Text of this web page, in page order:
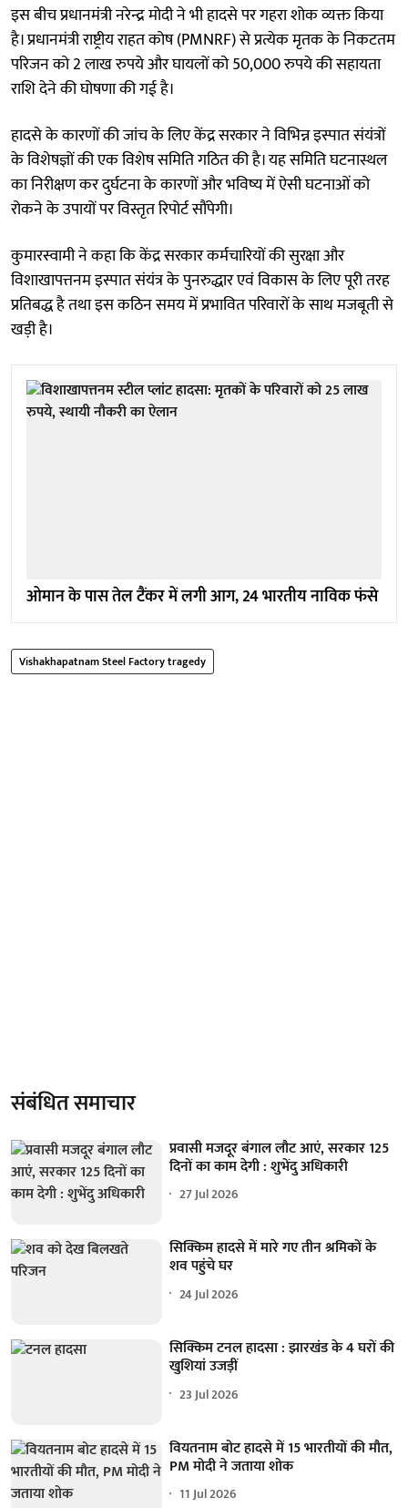
इस बीच प्रधानमंत्री नरेन्द्र मोदी ने भी हादसे पर गहरा शोक व्यक्त किया
है। प्रधानमंत्री राष्ट्रीय राहत कोष (PMNRF) से प्रत्येक मृतक के निकटतम
परिजन को 2 लाख रुपये और घायलों को 50,000 रुपये की सहायता
राशि देने की घोषणा की गई है।
हादसे के कारणों की जांच के लिए केंद्र सरकार ने विभिन्न इस्पात संयंत्रों
के विशेषज्ञों की एक विशेष समिति गठित की है। यह समिति घटनास्थल
का निरीक्षण कर दुर्घटना के कारणों और भविष्य में ऐसी घटनाओं को
रोकने के उपायों पर विस्तृत रिपोर्ट सौंपेगी।
कुमारस्वामी ने कहा कि केंद्र सरकार कर्मचारियों की सुरक्षा और
विशाखापत्तनम इस्पात संयंत्र के पुनरुद्धार एवं विकास के लिए पूरी तरह
प्रतिबद्ध है तथा इस कठिन समय में प्रभावित परिवारों के साथ मजबूती से
खड़ी है।
ओमान के पास तेल टैंकर में लगी आग, 24 भारतीय नाविक फंसे
Vishakhapatnam Steel Factory tragedy
संबंधित समाचार
प्रवासी मजदूर बंगाल लौट आएं, सरकार 125
दिनों का काम देगी : शुभेंदु अधिकारी
27 Jul 2026
सिक्किम हादसे में मारे गए तीन श्रमिकों के
शव पहुंचे घर
24 Jul 2026
सिक्किम टनल हादसा : झारखंड के 4 घरों की
खुशियां उजड़ीं
23 Jul 2026
वियतनाम बोट हादसे में 15 भारतीयों की मौत,
PM मोदी ने जताया शोक
11 Jul 2026